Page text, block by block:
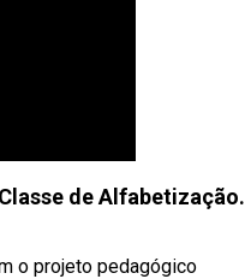
de Alfabetização.
o projeto pedagógico